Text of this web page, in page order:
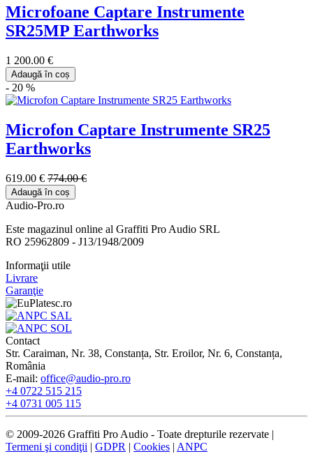
Microfoane Captare Instrumente
SR25MP Earthworks
1 200.00 €
Adaugă în coș
- 20 %
Microfon Captare Instrumente SR25
Earthworks
619.00 € 774.00 €
Adaugă în coș
Audio-Pro.ro
Este magazinul online al Graffiti Pro Audio SRL
RO 25962809 - J13/1948/2009
Informaţii utile
Livrare
Garanţie
Contact
Str. Caraiman, Nr. 38, Constanța, Str. Eroilor, Nr. 6, Constanța,
România
E-mail: office@audio-pro.ro
+4 0722 515 215
+4 0731 005 115
© 2009-2026 Graffiti Pro Audio - Toate drepturile rezervate |
Termeni şi condiţii | GDPR | Cookies | ANPC